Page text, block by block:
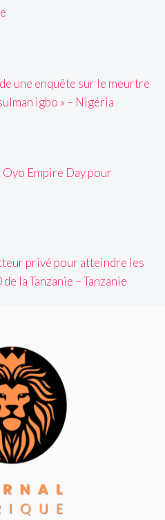
une enquête sur le meurtre
igbo » – Nigéria
Empire Day pour
privé pour atteindre les
la Tanzanie – Tanzanie